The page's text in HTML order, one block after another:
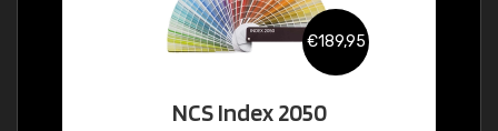
€189,95
NCS Index 2050